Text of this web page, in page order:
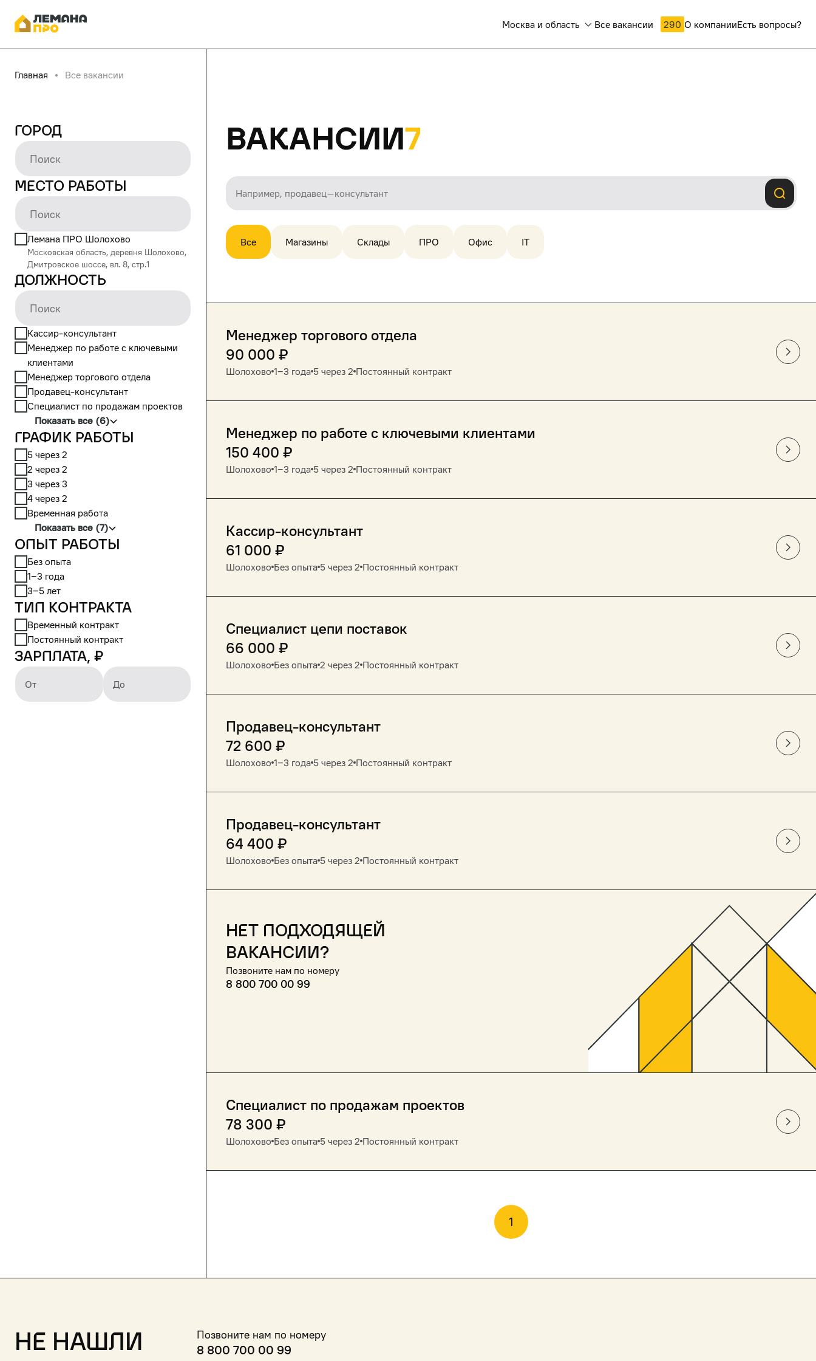
Москва и область Все вакансии 290 О компанииЕсть вопросы?
Главная Все вакансии
Город
Место работы
Лемана ПРО Шолохово
Московская область, деревня Шолохово,
Дмитровское шоссе, вл. 8, стр.1
Должность
Кассир-консультант
Менеджер по работе с ключевыми
клиентами
Менеджер торгового отдела
Продавец-консультант
Специалист по продажам проектов
Показать все (6)
График работы
5 через 2
2 через 2
3 через 3
4 через 2
Временная работа
Показать все (7)
Опыт работы
Без опыта
1‒3 года
3‒5 лет
Тип контракта
Временный контракт
Постоянный контракт
Зарплата, ₽
От До
Вакансии7
Все Магазины Склады ПРО Офис IT
Менеджер торгового отдела
90 000 ₽
Шолохово 1‒3 года 5 через 2 Постоянный контракт
Менеджер по работе с ключевыми клиентами
150 400 ₽
Шолохово 1‒3 года 5 через 2 Постоянный контракт
Кассир-консультант
61 000 ₽
Шолохово Без опыта 5 через 2 Постоянный контракт
Специалист цепи поставок
66 000 ₽
Шолохово Без опыта 2 через 2 Постоянный контракт
Продавец-консультант
72 600 ₽
Шолохово 1‒3 года 5 через 2 Постоянный контракт
Продавец-консультант
64 400 ₽
Шолохово Без опыта 5 через 2 Постоянный контракт
Нет подходящей
вакансии?
Позвоните нам по номеру
8 800 700 00 99
Специалист по продажам проектов
78 300 ₽
Шолохово Без опыта 5 через 2 Постоянный контракт
1
Не нашли
Позвоните нам по номеру
8 800 700 00 99